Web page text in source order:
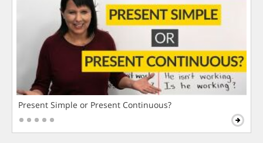
Present Simple or Present Continuous?